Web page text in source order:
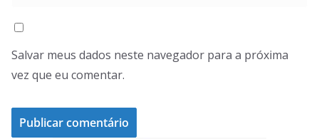
Salvar meus dados neste navegador para a próxima
vez que eu comentar.